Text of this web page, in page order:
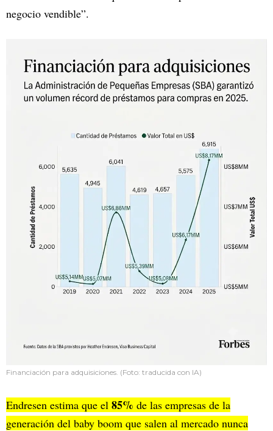
negocio vendible”.
Financiación para adquisiciones. (Foto: traducida con IA)
Endresen estima que el 85% de las empresas de la
generación del baby boom que salen al mercado nunca